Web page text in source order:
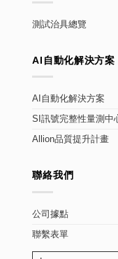
測試治具總覽
AI自動化解決方案
AI自動化解決方案
SI訊號完整性量測中
Allion品質提升計畫
聯絡我們
公司據點
聯繫表單